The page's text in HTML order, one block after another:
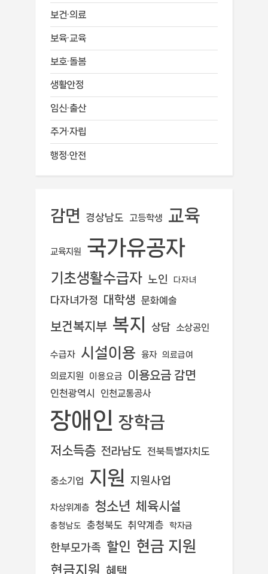
보건·의료
보육·교육
보호·돌봄
생활안정
임신·출산
주거·자립
행정·안전
감면 경상남도 고등학생 교육
교육지원 국가유공자
기초생활수급자 노인 다자녀
다자녀가정 대학생 문화예술
보건복지부 복지 상담 소상공인
수급자 시설이용 융자 의료급여
의료지원 이용요금 이용요금 감면
인천광역시 인천교통공사
장애인 장학금
저소득층 전라남도 전북특별자치도
중소기업 지원 지원사업
차상위계층 청소년 체육시설
충청남도 충청북도 취약계층 학자금
한부모가족 할인 현금 지원
현금지원 혜택